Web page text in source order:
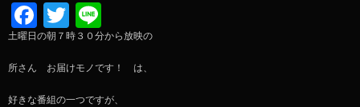
Facebook
Twitter
土曜日の朝７時３０分から放映の
所さん お届けモノです！ は、
好きな番組の一つですが、